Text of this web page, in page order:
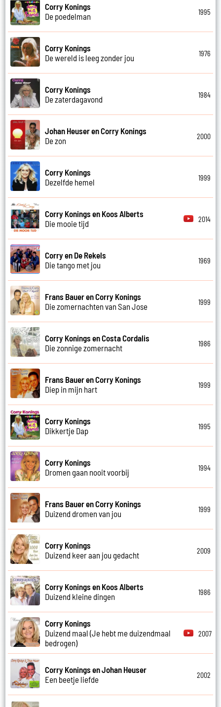
Corry Konings
De poedelman
1995
Corry Konings
De wereld is leeg zonder jou
1976
Corry Konings
De zaterdagavond
1984
Johan Heuser en Corry Konings
De zon
2000
Corry Konings
Dezelfde hemel
1999
Corry Konings en Koos Alberts
Die mooie tijd
2014
Corry en De Rekels
Die tango met jou
1969
Frans Bauer en Corry Konings
Die zomernachten van San Jose
1999
Corry Konings en Costa Cordalis
Die zonnige zomernacht
1986
Frans Bauer en Corry Konings
Diep in mijn hart
1999
Corry Konings
Dikkertje Dap
1995
Corry Konings
Dromen gaan nooit voorbij
1994
Frans Bauer en Corry Konings
Duizend dromen van jou
1999
Corry Konings
Duizend keer aan jou gedacht
2009
Corry Konings en Koos Alberts
Duizend kleine dingen
1986
Corry Konings
Duizend maal (Je hebt me duizendmaal
bedrogen)
2007
Corry Konings en Johan Heuser
Een beetje liefde
2002